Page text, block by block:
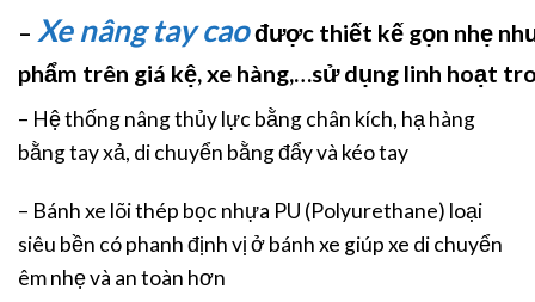
– Xe nâng tay caođược thiết kế gọn nhẹ
phẩm trên giá kệ, xe hàng,…sử dụng linh hoạt
– Hệ thống nâng thủy lực bằng chân kích, hạ hàng
bằng tay xả, di chuyển bằng đẩy và kéo tay
– Bánh xe lõi thép bọc nhựa PU (Polyurethane) loại
siêu bền có phanh định vị ở bánh xe giúp xe di chuyển
êm nhẹ và an toàn hơn